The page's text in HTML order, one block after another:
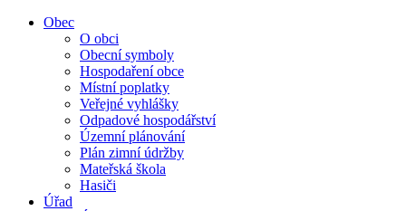
Obec
O obci
Obecní symboly
Hospodaření obce
Místní poplatky
Veřejné vyhlášky
Odpadové hospodářství
Územní plánování
Plán zimní údržby
Mateřská škola
Hasiči
Úřad